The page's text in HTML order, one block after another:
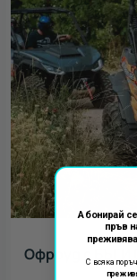
Офроуд с БЪГИ
Абонирай
пръв
С всяка